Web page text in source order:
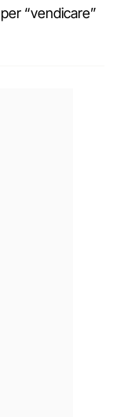
“vendicare”